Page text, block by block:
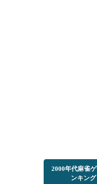
2000年代麻雀
ンキン